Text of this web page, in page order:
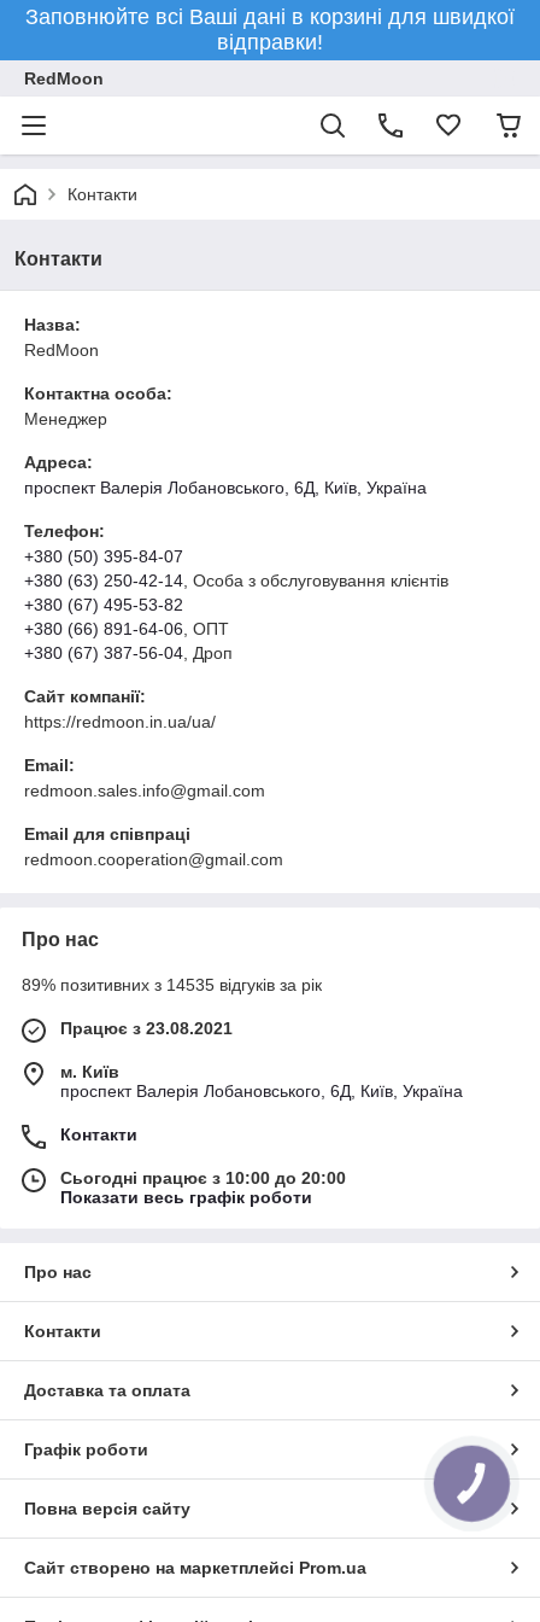
Заповнюйте всі Ваші дані в корзині для швидкої
відправки!
RedMoon
Контакти
Контакти
Назва:
RedMoon
Контактна особа:
Менеджер
Адреса:
проспект Валерія Лобановського, 6Д, Київ, Україна
Телефон:
+380 (50) 395-84-07
+380 (63) 250-42-14 , Особа з обслуговування клієнтів
+380 (67) 495-53-82
+380 (66) 891-64-06 , ОПТ
+380 (67) 387-56-04 , Дроп
Сайт компанії:
https://redmoon.in.ua/ua/
Email:
redmoon.sales.info@gmail.com
Email для співпраці
redmoon.cooperation@gmail.com
Про нас
89% позитивних з 14535 відгуків за рік
Працює з 23.08.2021
м. Київ
проспект Валерія Лобановського, 6Д, Київ, Україна
Контакти
Сьогодні працює з 10:00 до 20:00
Показати весь графік роботи
Про нас
Контакти
Доставка та оплата
Графік роботи
Повна версія сайту
Сайт створено на маркетплейсі Prom.ua
КНОПКА
ЗВ'ЯЗКУ